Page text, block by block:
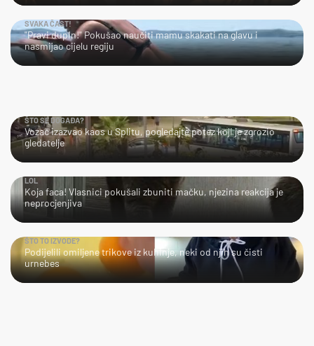
SVAKA ČAST!
"Pravi dupin!" Pokušao naučiti mamu skakati na glavu i
nasmijao cijelu regiju
ŠTO SE DOGAĐA?
Vozač izazvao kaos u Splitu, pogledajte potez koji je zgrozio
gledatelje
LOL
Koja faca! Vlasnici pokušali zbuniti mačku, njezina reakcija je
neprocjenjiva
ŠTO TO IZVODE?
Podijelili omiljene trikove iz kuhinje, neki od njih su čisti
urnebes